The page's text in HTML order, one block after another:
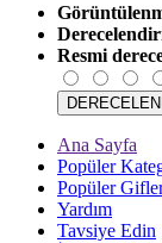
Resmi
Ana Sayfa
Popüler
Popüler
Yardım
Tavsiye Edin